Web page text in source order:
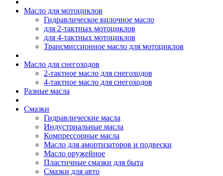
Масло для мотоциклов
Гидравлическое вилочное масло
для 2-тактных мотоциклов
для 4-тактных мотоциклов
Трансмиссионное масло для мотоциклов
Масло для снегоходов
2-тактное масло для снегоходов
4-тактное масло для снегоходов
Разные масла
Смазки
Гидравлические масла
Индустриальные масла
Компрессорные масла
Масло для амортизаторов и подвески
Масло оружейное
Пластичные смазки для быта
Смазки для авто